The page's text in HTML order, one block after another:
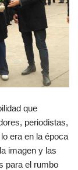
que
periodistas,
era en la época
imagen y las
para el rumbo